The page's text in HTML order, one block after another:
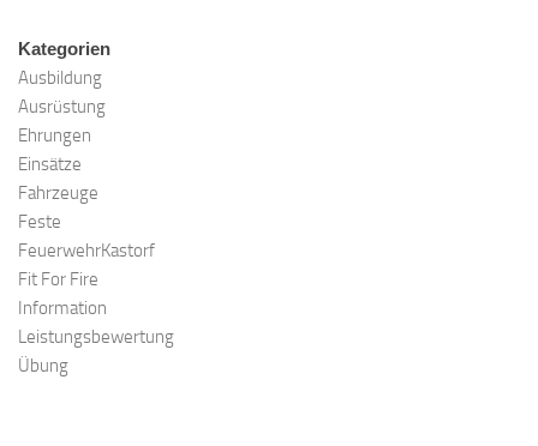
Kategorien
Ausbildung
Ausrüstung
Ehrungen
Einsätze
Fahrzeuge
Feste
FeuerwehrKastorf
Fit For Fire
Information
Leistungsbewertung
Übung